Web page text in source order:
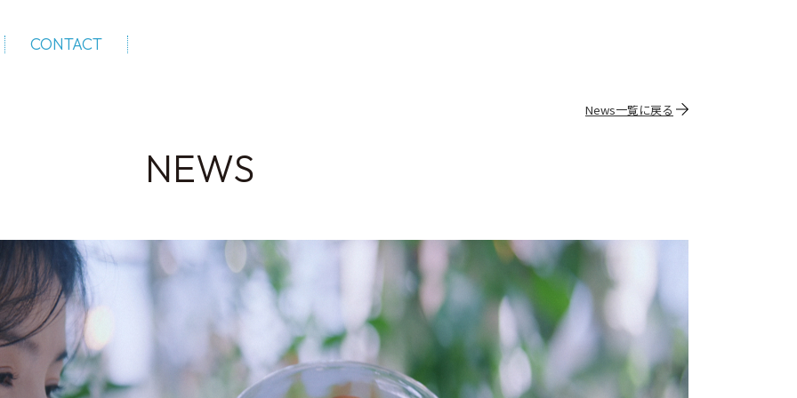
CONTACT
News一覧に戻る
NEWS